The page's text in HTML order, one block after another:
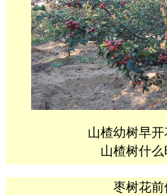
山楂幼树早
山楂树什么
枣树花